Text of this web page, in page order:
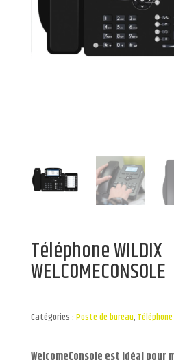
Téléphone WILDIX
WELCOMECONSOLE
Catégories :Poste de bureau,